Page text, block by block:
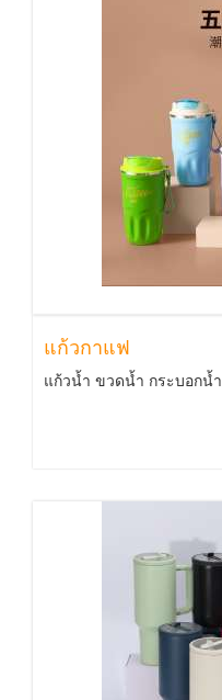
แก้วกาแฟ
แก้วน้ำ ขวดน้ำ กระบอกน้ำ